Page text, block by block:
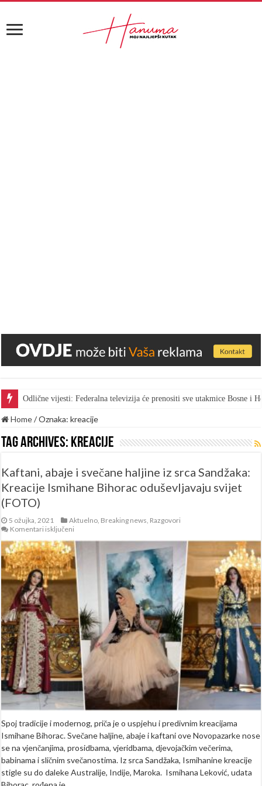
Odlične vijesti: Federalna televizija će prenositi sve utakmice Bosne i
Home/Oznaka:kreacije
Tag Archives: kreacije
Kaftani, abaje i svečane haljine iz srca Sandžaka:
Kreacije Ismihane Bihorac oduševljavaju svijet
(FOTO)
5 ožujka, 2021 Aktuelno Breaking news Razgovori
Komentari isključeni
abaje
i
svečane
haljine
iz
srca
Sandžaka:
Kreacije
Ismihane
Bihorac
oduševljavaju
svijet
(FOTO)
Spoj tradicije i modernog, priča je o uspjehu i predivnim kreacijama
Ismihane Bihorac. Svečane haljine, abaje i kaftani ove Novopazarke nose
se na vjenčanjima, prosidbama, vjeridbama, djevojačkim večerima,
babinama i sličnim svečanostima. Iz srca Sandžaka, Ismihanine kreacije
stigle su do daleke Australije, Indije, Maroka. Ismihana Leković, udata